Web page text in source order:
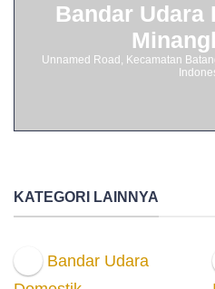
Bandar Udara
Unnamed Road, Kecamatan
KATEGORI LAINNYA
Bandar Udara